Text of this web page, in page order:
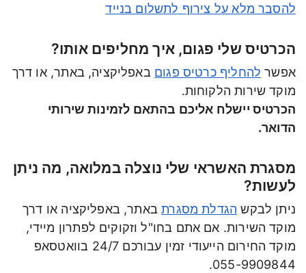
להסבר מלא על צירוף לתשלום בנייד
הכרטיס שלי פגום, איך מחליפים אותו?
אפשר להחליף כרטיס פגום באפליקציה, באתר, או דרך
מוקד שירות הלקוחות.
הכרטיס יישלח אליכם בהתאם לזמינות שירותי
הדואר.
מסגרת האשראי שלי נוצלה במלואה, מה ניתן
לעשות?
ניתן לבקש הגדלת מסגרתבאתר, באפליקציה או דרך
מוקד השירות. אם אתם בחו"ל וזקוקים לפתרון מיידי,
מוקד החירום הייעודי זמין עבורכם 24/7 בוואטסאפ
055-9909844.